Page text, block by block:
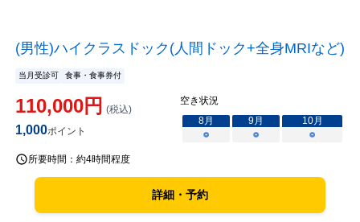
(男性)ハイクラスドック(人間ドック+全身MRIなど)
当月受診可 食事・食事券付
110,000円 (税込)
1,000ポイント
空き状況
8月 9月 10月
○
○ ○
所要時間： 約4時間程度
詳細・予約